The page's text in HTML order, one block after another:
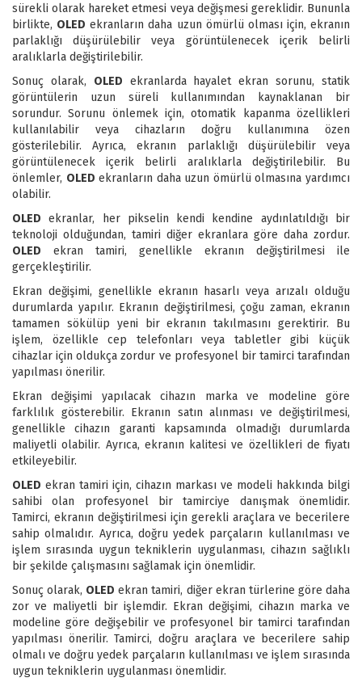
sürekli olarak hareket etmesi veya değişmesi gereklidir. Bununla
birlikte, OLED ekranların daha uzun ömürlü olması için, ekranın
parlaklığı düşürülebilir veya görüntülenecek içerik belirli
aralıklarla değiştirilebilir.
Sonuç olarak, OLED ekranlarda hayalet ekran sorunu, statik
görüntülerin uzun süreli kullanımından kaynaklanan bir
sorundur. Sorunu önlemek için, otomatik kapanma özellikleri
kullanılabilir veya cihazların doğru kullanımına özen
gösterilebilir. Ayrıca, ekranın parlaklığı düşürülebilir veya
görüntülenecek içerik belirli aralıklarla değiştirilebilir. Bu
önlemler, OLED ekranların daha uzun ömürlü olmasına yardımcı
olabilir.
OLED ekranlar, her pikselin kendi kendine aydınlatıldığı bir
teknoloji olduğundan, tamiri diğer ekranlara göre daha zordur.
OLED ekran tamiri, genellikle ekranın değiştirilmesi ile
gerçekleştirilir.
Ekran değişimi, genellikle ekranın hasarlı veya arızalı olduğu
durumlarda yapılır. Ekranın değiştirilmesi, çoğu zaman, ekranın
tamamen sökülüp yeni bir ekranın takılmasını gerektirir. Bu
işlem, özellikle cep telefonları veya tabletler gibi küçük
cihazlar için oldukça zordur ve profesyonel bir tamirci tarafından
yapılması önerilir.
Ekran değişimi yapılacak cihazın marka ve modeline göre
farklılık gösterebilir. Ekranın satın alınması ve değiştirilmesi,
genellikle cihazın garanti kapsamında olmadığı durumlarda
maliyetli olabilir. Ayrıca, ekranın kalitesi ve özellikleri de fiyatı
etkileyebilir.
OLED ekran tamiri için, cihazın markası ve modeli hakkında bilgi
sahibi olan profesyonel bir tamirciye danışmak önemlidir.
Tamirci, ekranın değiştirilmesi için gerekli araçlara ve becerilere
sahip olmalıdır. Ayrıca, doğru yedek parçaların kullanılması ve
işlem sırasında uygun tekniklerin uygulanması, cihazın sağlıklı
bir şekilde çalışmasını sağlamak için önemlidir.
Sonuç olarak, OLED ekran tamiri, diğer ekran türlerine göre daha
zor ve maliyetli bir işlemdir. Ekran değişimi, cihazın marka ve
modeline göre değişebilir ve profesyonel bir tamirci tarafından
yapılması önerilir. Tamirci, doğru araçlara ve becerilere sahip
olmalı ve doğru yedek parçaların kullanılması ve işlem sırasında
uygun tekniklerin uygulanması önemlidir.